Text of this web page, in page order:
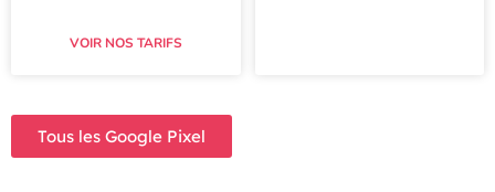
VOIR NOS TARIFS
Tous les Google Pixel